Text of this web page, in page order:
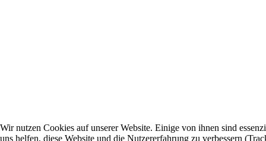
Wir nutzen Cookies auf unserer Website. Einige von ihnen sind
uns helfen, diese Website und die Nutzererfahrung zu verbessern